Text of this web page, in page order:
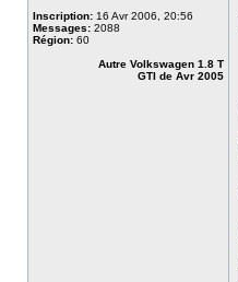
Inscription: 16 Avr 2006, 20:56
Messages: 2088
Région: 60
Autre Volkswagen 1.8 T
GTI de Avr 2005